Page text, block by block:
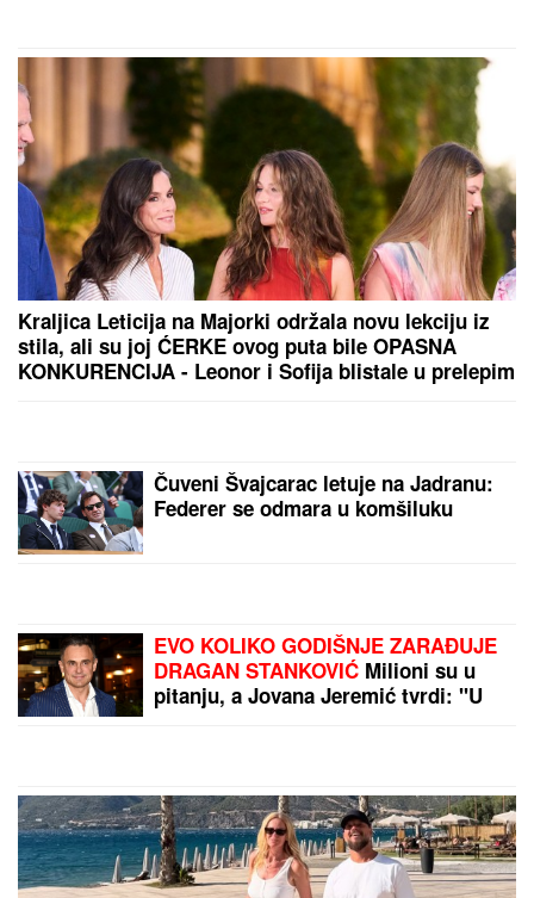
Kraljica Leticija na Majorki održala novu lekciju iz
stila, ali su joj ĆERKE ovog puta bile OPASNA
KONKURENCIJA - Leonor i Sofija blistale u prelepim
Čuveni Švajcarac letuje na Jadranu:
Federer se odmara u komšiluku
EVO KOLIKO GODIŠNJE ZARAĐUJE
DRAGAN STANKOVIĆ Milioni su u
pitanju, a Jovana Jeremić tvrdi: "U